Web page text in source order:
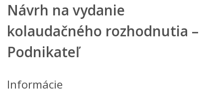
Podnikateľ
Návrh na vydanie
kolaudačného rozhodnutia –
Podnikateľ
Informácie